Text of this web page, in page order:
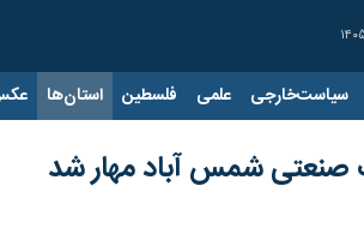
سیاست‌خارجی علمی فلسطین استان‌ها
شمس آباد مهار شد